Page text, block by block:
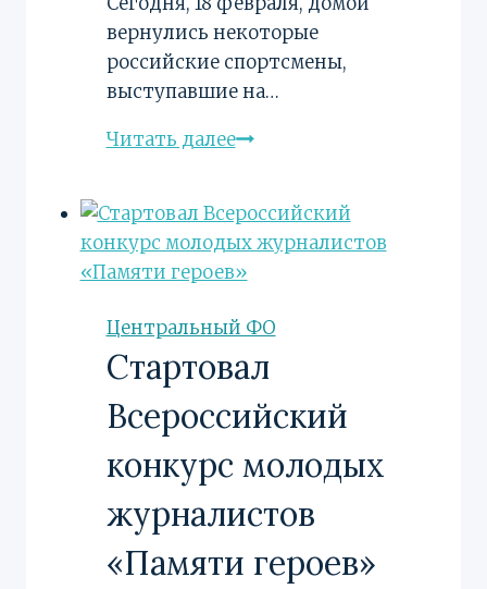
вернулись некоторые
российские спортсмены,
выступавшие на…
Читать далееВолонтёры
Камилу
Валиеву
и
российских
спортсменов
Центральный ФО
Стартовал
Всероссийский
конкурс молодых
журналистов
«Памяти героев»